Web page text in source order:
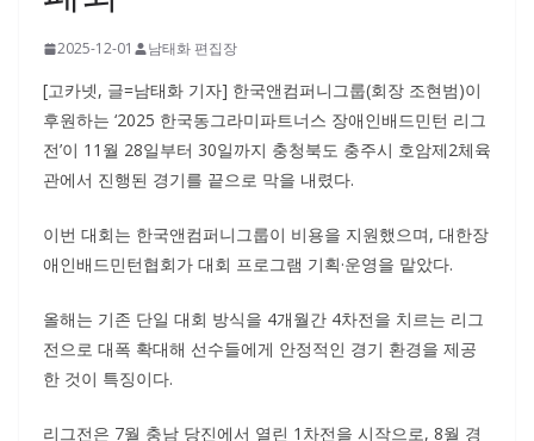
2025-12-01 남태화 편집장
[고카넷, 글=남태화 기자] 한국앤컴퍼니그룹(회장 조현범)이
후원하는 ‘2025 한국동그라미파트너스 장애인배드민턴 리그
전’이 11월 28일부터 30일까지 충청북도 충주시 호암제2체육
관에서 진행된 경기를 끝으로 막을 내렸다.
이번 대회는 한국앤컴퍼니그룹이 비용을 지원했으며, 대한장
애인배드민턴협회가 대회 프로그램 기획·운영을 맡았다.
올해는 기존 단일 대회 방식을 4개월간 4차전을 치르는 리그
전으로 대폭 확대해 선수들에게 안정적인 경기 환경을 제공
한 것이 특징이다.
리그전은 7월 충남 당진에서 열린 1차전을 시작으로, 8월 경